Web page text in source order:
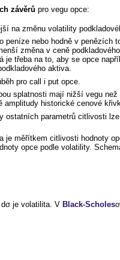
závěrů pro vegu opce:
na změnu volatility
peníze nebo hodně v
změna v ceně
je třeba na to, aby se opce
aktiva.
pro call i put opce.
splatnosti mají nižší vegu
amplitudy historické cenové
ostatních parametrů citlivosti
je měřítkem citlivosti hodnoty
opce podle volatility.
dσ je volatilita. V Black-Scholes